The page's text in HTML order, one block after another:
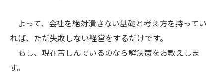
よって、会社を絶対潰さない基礎と考え方を持ってい
れば、ただ失敗しない経営をするだけです。
もし、現在苦しんでいるのなら解決策をお教えしま
す。